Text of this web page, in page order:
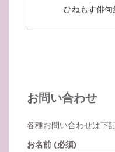
ひねもす俳句
お問い合わせ
各種お問い合わせは下
お名前 (必須)